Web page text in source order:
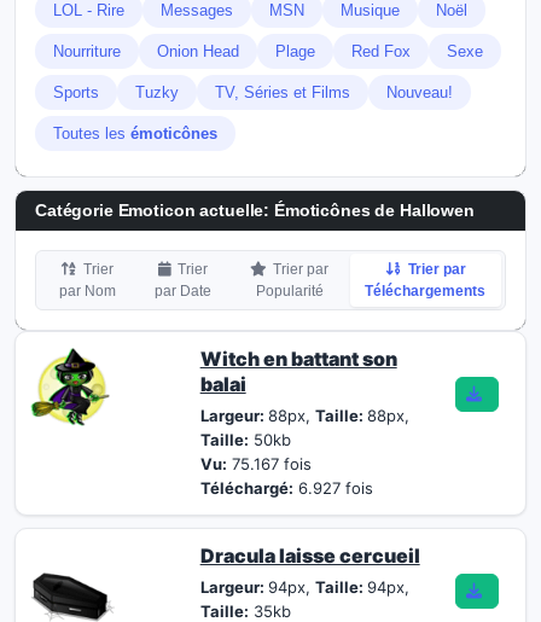
LOL - Rire Messages MSN Musique Noël
Nourriture Onion Head Plage Red Fox Sexe
Sports Tuzky TV, Séries et Films Nouveau!
Toutes les émoticônes
Catégorie Emoticon actuelle: Émoticônes de Hallowen
Trier
par Nom
Trier
par Date
Trier par
Popularité
Trier par
Téléchargements
Witch en battant son
balai
Largeur: 88px, Taille: 88px,
Taille: 50kb
Vu: 75.167 fois
Téléchargé: 6.927 fois
Dracula laisse cercueil
Largeur: 94px, Taille: 94px,
Taille: 35kb